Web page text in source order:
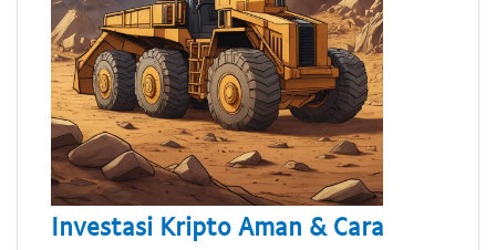
Investasi Kripto Aman & Cara